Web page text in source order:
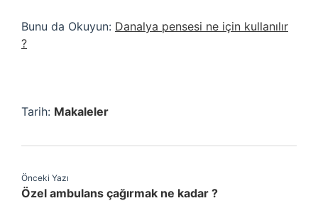
Bunu da Okuyun: Danalya pensesi ne için kullanılır
?
Tarih: Makaleler
Önceki Yazı
Özel ambulans çağırmak ne kadar ?